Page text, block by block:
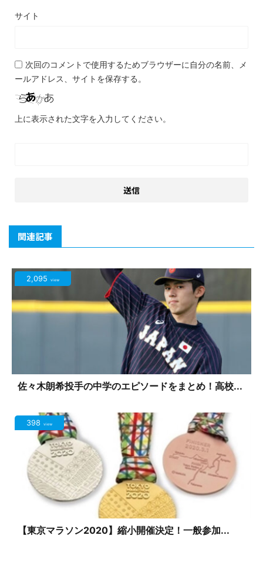
サイト
次回のコメントで使用するためブラウザーに自分の名前、メ
ールアドレス、サイトを保存する。
上に表示された文字を入力してください。
関連記事
2,095 view
佐々木朗希投手の中学のエピソードをまとめ！高校...
398 view
【東京マラソン2020】縮小開催決定！一般参加...